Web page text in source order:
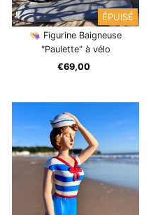
ÉPUISÉ
👒 Figurine Baigneuse
"Paulette" à vélo
Prix
€69,00